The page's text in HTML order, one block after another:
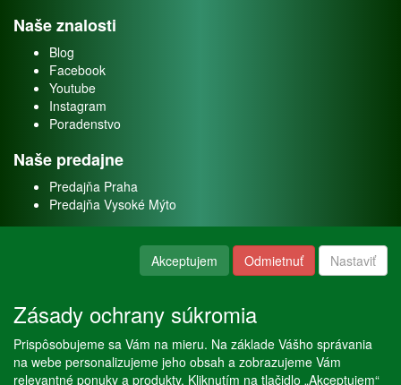
Naše znalosti
Blog
Facebook
Youtube
Instagram
Poradenstvo
Naše predajne
Predajňa Praha
Predajňa Vysoké Mýto
Naše služby
Servis
Predaj akváriových rýb
Akceptujem Odmietnuť Nastaviť
Zásady ochrany súkromia
Prispôsobujeme sa Vám na mieru. Na základe Vášho správania
na webe personalizujeme jeho obsah a zobrazujeme Vám
relevantné ponuky a produkty. Kliknutím na tlačidlo „Akceptujem“